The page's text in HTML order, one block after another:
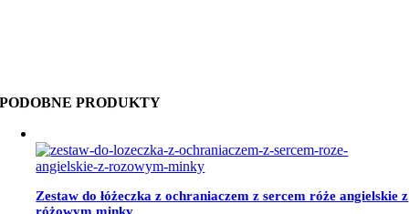
PODOBNE PRODUKTY
Zestaw do łóżeczka z ochraniaczem z sercem róże angielskie z